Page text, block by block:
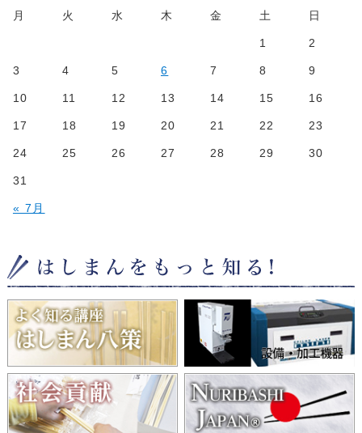
月
火 水 木 金 土 日
« 7月
1 2
3 4 5 6 7 8 9
10 11 12 13 14 15 16
17 18 19 20 21 22 23
24 25 26 27 28 29 30
31